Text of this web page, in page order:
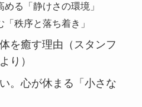
る「静けさの環境」
秩序と落ち着き」
を癒す理由（スタンフ
り）
。心が休まる「小さな